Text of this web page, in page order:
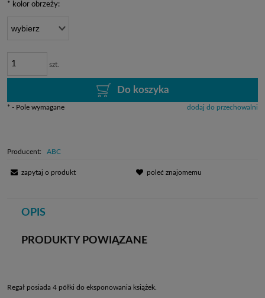
* kolor obrzeży:
szt.
Do koszyka
dodaj do przechowalni
* - Pole wymagane
Producent: ABC
zapytaj o produkt poleć znajomemu
OPIS
PRODUKTY POWIĄZANE
Regał posiada 4 półki do eksponowania książek.